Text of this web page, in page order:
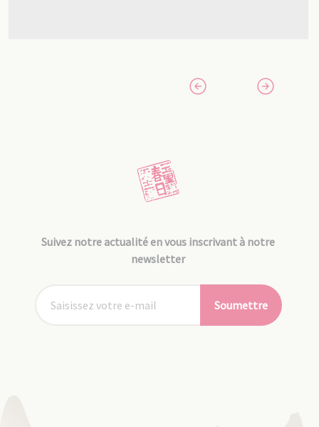
Suivez notre actualité en vous inscrivant à notre
newsletter
Soumettre